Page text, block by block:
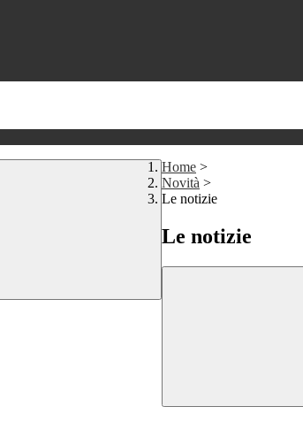
Home >
Novità >
Le notizie
Le notizie